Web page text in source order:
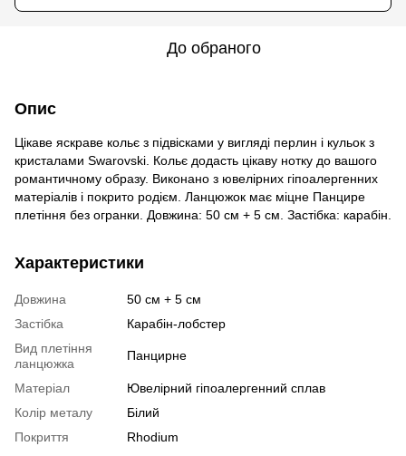
До обраного
Опис
Цікаве яскраве кольє з підвісками у вигляді перлин і кульок з
кристалами Swarovski. Кольє додасть цікаву нотку до вашого
романтичному образу. Виконано з ювелірних гіпоалергенних
матеріалів і покрито родієм. Ланцюжок має міцне Панцире
плетіння без огранки. Довжина: 50 см + 5 см. Застібка: карабін.
Характеристики
Довжина
50 см + 5 см
Застібка
Карабін-лобстер
Вид плетіння
ланцюжка
Панцирне
Матеріал
Ювелірний гіпоалергенний сплав
Колір металу
Білий
Покриття
Rhodium